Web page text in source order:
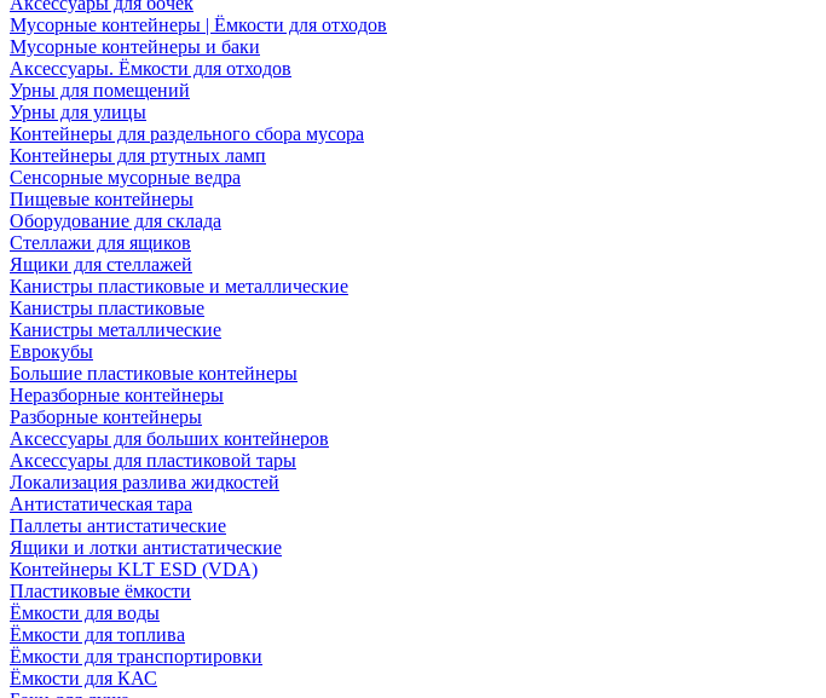
Мусорные контейнеры | Ёмкости для отходов
Мусорные контейнеры и баки
Аксессуары. Ёмкости для отходов
Урны для помещений
Урны для улицы
Контейнеры для раздельного сбора мусора
Контейнеры для ртутных ламп
Сенсорные мусорные ведра
Пищевые контейнеры
Оборудование для склада
Стеллажи для ящиков
Ящики для стеллажей
Канистры пластиковые и металлические
Канистры пластиковые
Канистры металлические
Еврокубы
Большие пластиковые контейнеры
Неразборные контейнеры
Разборные контейнеры
Аксессуары для больших контейнеров
Аксессуары для пластиковой тары
Локализация разлива жидкостей
Антистатическая тара
Паллеты антистатические
Ящики и лотки антистатические
Контейнеры KLT ESD (VDA)
Пластиковые ёмкости
Ёмкости для воды
Ёмкости для топлива
Ёмкости для транспортировки
Ёмкости для КАС